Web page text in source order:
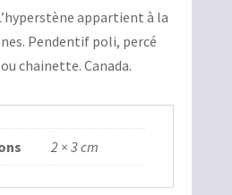
:
5,00€.
appartient à la
Pendentif poli, percé
chainette. Canada.
2 × 3 cm